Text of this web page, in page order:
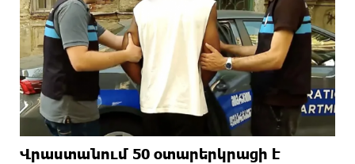
Վրաստանում 50 օտարերկրացի է